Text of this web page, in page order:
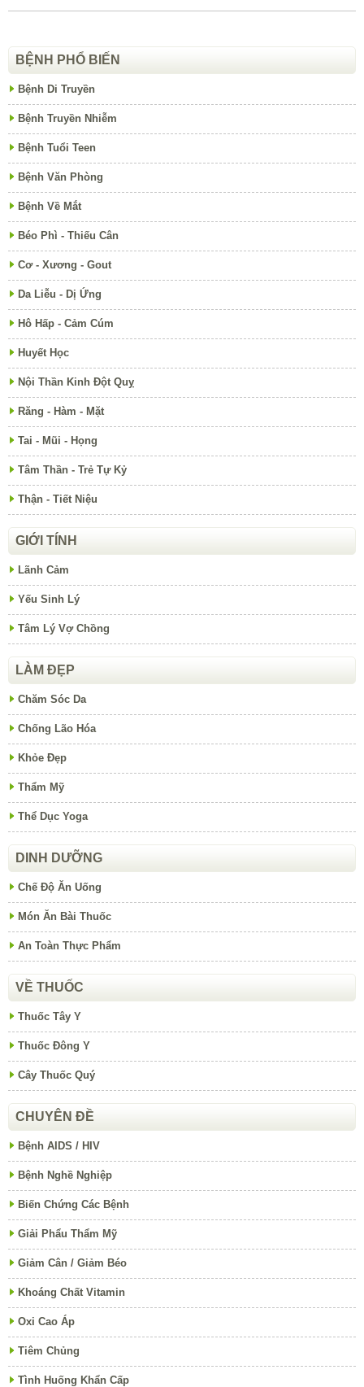
BỆNH PHỔ BIẾN
Bệnh Di Truyền
Bệnh Truyền Nhiễm
Bệnh Tuổi Teen
Bệnh Văn Phòng
Bệnh Về Mắt
Béo Phì - Thiếu Cân
Cơ - Xương - Gout
Da Liễu - Dị Ứng
Hô Hấp - Cảm Cúm
Huyết Học
Nội Thần Kinh Đột Quỵ
Răng - Hàm - Mặt
Tai - Mũi - Họng
Tâm Thần - Trẻ Tự Kỷ
Thận - Tiết Niệu
GIỚI TÍNH
Lãnh Cảm
Yếu Sinh Lý
Tâm Lý Vợ Chồng
LÀM ĐẸP
Chăm Sóc Da
Chống Lão Hóa
Khỏe Đẹp
Thẩm Mỹ
Thể Dục Yoga
DINH DƯỠNG
Chế Độ Ăn Uống
Món Ăn Bài Thuốc
An Toàn Thực Phẩm
VỀ THUỐC
Thuốc Tây Y
Thuốc Đông Y
Cây Thuốc Quý
CHUYÊN ĐỀ
Bệnh AIDS / HIV
Bệnh Nghề Nghiệp
Biến Chứng Các Bệnh
Giải Phẩu Thẩm Mỹ
Giảm Cân / Giảm Béo
Khoáng Chất Vitamin
Oxi Cao Áp
Tiêm Chủng
Tình Huống Khẩn Cấp